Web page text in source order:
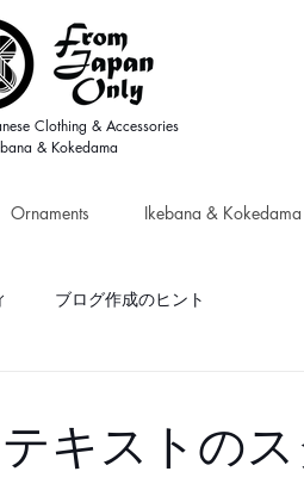
Clothing & Accessories
& Kokedama
Ornaments Ikebana & Kokedama
ブログ作成のヒント
キストの